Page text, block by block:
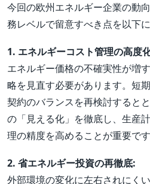
今回の欧州エネルギー企業の動
務レベルで留意すべき点を以下に
1. エネルギーコスト管理の高度
エネルギー価格の不確実性が増
略を見直す必要があります。短
契約のバランスを再検討すると
の「見える化」を徹底し、生産
理の精度を高めることが重要です
2. 省エネルギー投資の再徹底:
外部環境の変化に左右されにく